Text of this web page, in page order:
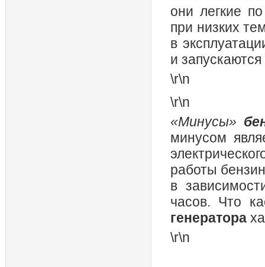
они легкие
при низких
в
и
\r\n
\r\n
«Минусы»
минусом
работы
в
часов. Что
генератора
\r\n